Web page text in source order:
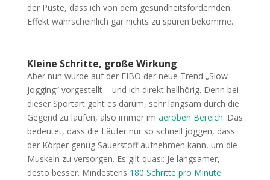
der Puste, dass ich von dem gesundheitsfördernden
Effekt wahrscheinlich gar nichts zu spüren bekomme.
Kleine Schritte, große Wirkung
Aber nun wurde auf der FIBO der neue Trend „Slow
Jogging“ vorgestellt – und ich direkt hellhörig. Denn bei
dieser Sportart geht es darum, sehr langsam durch die
Gegend zu laufen, also immer im aeroben Bereich. Das
bedeutet, dass die Läufer nur so schnell joggen, dass
der Körper genug Sauerstoff aufnehmen kann, um die
Muskeln zu versorgen. Es gilt quasi: Je langsamer,
desto besser. Mindestens 180 Schritte pro Minute